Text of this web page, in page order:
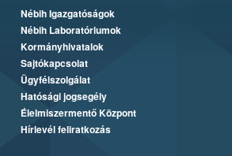
Nébih Igazgatóságok
Nébih Laboratóriumok
Kormányhivatalok
Sajtókapcsolat
Ügyfélszolgálat
Hatósági jogsegély
Élelmiszermentő Központ
Hírlevél feliratkozás